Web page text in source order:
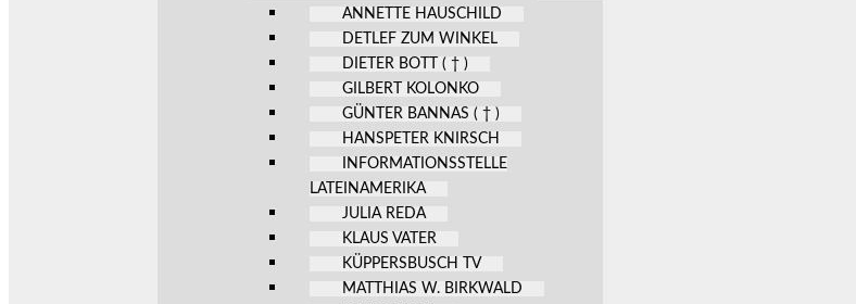
ANNETTE HAUSCHILD
DETLEF ZUM WINKEL
DIETER BOTT ( † )
GILBERT KOLONKO
GÜNTER BANNAS ( † )
HANSPETER KNIRSCH
INFORMATIONSSTELLE
LATEINAMERIKA
JULIA REDA
KLAUS VATER
KÜPPERSBUSCH TV
MATTHIAS W. BIRKWALD